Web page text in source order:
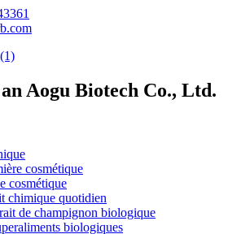
Aogu Biotech Co., Ltd.
cosmétique
cosmétique
chimique quotidien
de champignon biologique
biologiques